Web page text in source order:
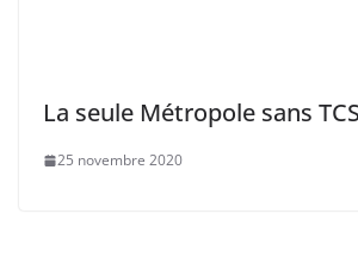
La seule Métropole sans
25 novembre 2020